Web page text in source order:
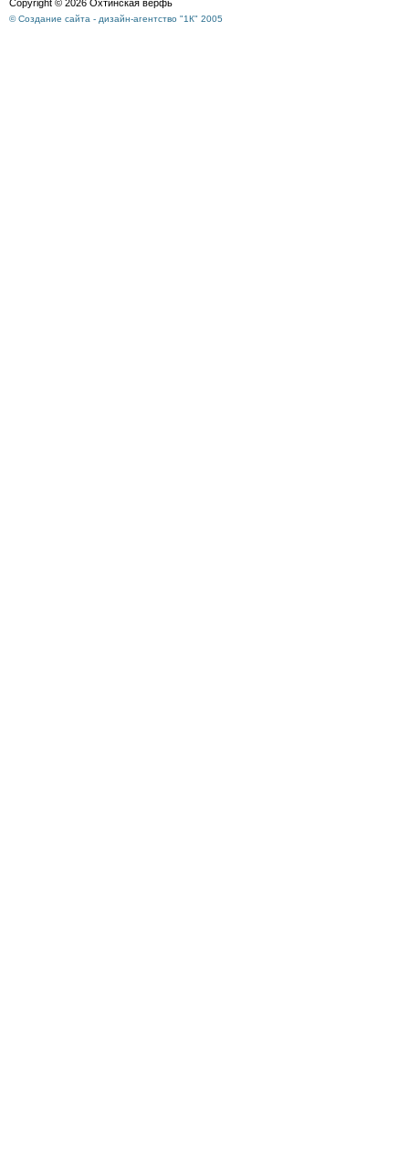
Copyright © 2026 Охтинская верфь
© Создание сайта - дизайн-агентство "1К" 2005